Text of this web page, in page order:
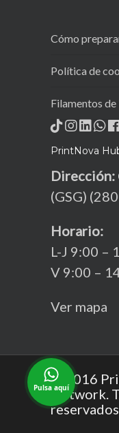
Cómo
Política de
Filamentos
PrintNova
Dirección:
(GSG)
Horario:
L-J 9:00 –
V 9:00 –
Ver mapa
© 2016
Network.
Pulsa aquí